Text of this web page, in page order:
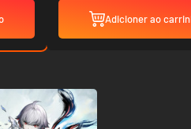
Adicioner ao